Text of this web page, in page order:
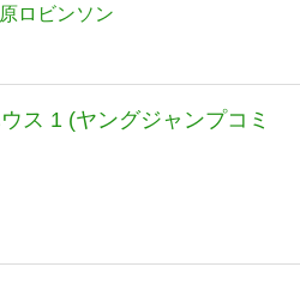
ロビンソン
ス 1 (ヤングジャンプコミ